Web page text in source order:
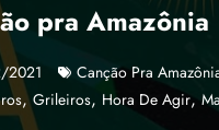
pra Amazônia
2021 Canção Pra
,Grileiros, Hora De Agir,